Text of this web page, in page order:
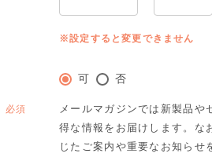
※設定すると変更できません
可 否
メールマガジンでは新製品
得な情報をお届けします。 な
じたご案内や重要なお知らせ